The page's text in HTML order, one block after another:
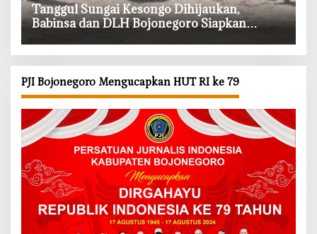
‎Tanggul Sungai Kesongo Dihijaukan,
Babinsa dan DLH Bojonegoro Siapkan
PJI Bojonegoro Mengucapkan HUT RI ke 79